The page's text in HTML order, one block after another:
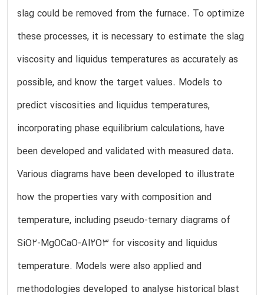
slag could be removed from the furnace. To optimize
these processes, it is necessary to estimate the slag
viscosity and liquidus temperatures as accurately as
possible, and know the target values. Models to
predict viscosities and liquidus temperatures,
incorporating phase equilibrium calculations, have
been developed and validated with measured data.
Various diagrams have been developed to illustrate
how the properties vary with composition and
temperature, including pseudo-ternary diagrams of
SiO2-MgOCaO-Al2O3 for viscosity and liquidus
temperature. Models were also applied and
methodologies developed to analyse historical blast